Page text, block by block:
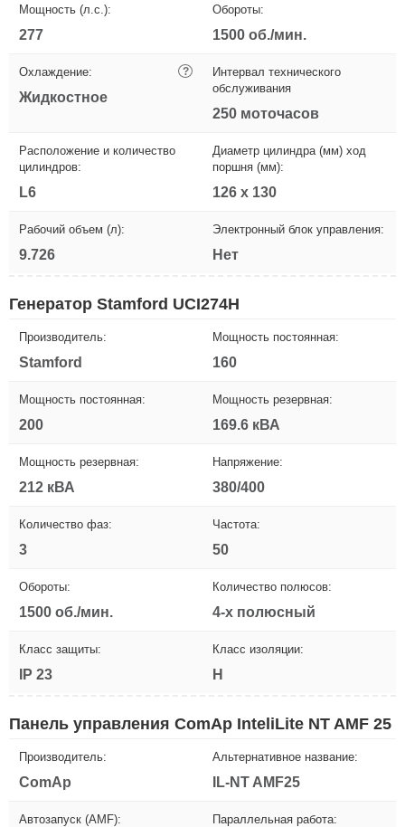
Мощность (л.с.):
277
Обороты:
1500 об./мин.
Охлаждение: ?
Жидкостное
Интервал технического
обслуживания
250 моточасов
Расположение и количество
цилиндров:
L6
Диаметр цилиндра (мм) ход
поршня (мм):
126 х 130
Рабочий объем (л):
9.726
Электронный блок управления:
Нет
Генератор Stamford UCI274H
Производитель:
Stamford
Мощность постоянная:
160
Мощность постоянная:
200
Мощность резервная:
169.6 кВА
Мощность резервная:
212 кВА
Напряжение:
380/400
Количество фаз:
3
Частота:
50
Обороты:
1500 об./мин.
Количество полюсов:
4-х полюсный
Класс защиты:
IP 23
Класс изоляции:
H
Панель управления ComAp InteliLite NT AMF 25
Производитель:
ComAp
Альтернативное название:
IL-NT AMF25
Автозапуск (AMF): Параллельная работа: